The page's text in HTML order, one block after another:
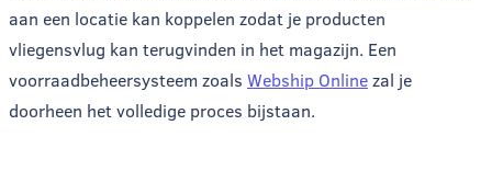
aan een locatie kan koppelen zodat je producten
vliegensvlug kan terugvinden in het magazijn. Een
voorraadbeheersysteem zoals Webship Onlinezal je
doorheen het volledige proces bijstaan.